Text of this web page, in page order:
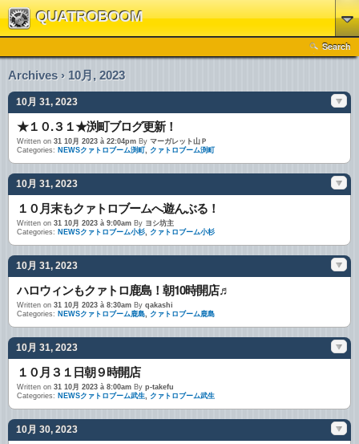
QUATROBOOM
Search
Archives › 10月, 2023
10月 31, 2023
★１０.３１★渕町ブログ更新！
Written on 31 10月 2023 à 22:04pm By マーガレット山Ｐ
Categories: NEWSクァトロブーム渕町, クァトロブーム渕町
10月 31, 2023
１０月末もクァトロブームへ遊んぶる！
Written on 31 10月 2023 à 9:00am By ヨシ坊主
Categories: NEWSクァトロブーム小杉, クァトロブーム小杉
10月 31, 2023
ハロウィンもクァトロ鹿島！朝10時開店♬
Written on 31 10月 2023 à 8:30am By qakashi
Categories: NEWSクァトロブーム鹿島, クァトロブーム鹿島
10月 31, 2023
１０月３１日朝９時開店
Written on 31 10月 2023 à 8:00am By p-takefu
Categories: NEWSクァトロブーム武生, クァトロブーム武生
10月 30, 2023